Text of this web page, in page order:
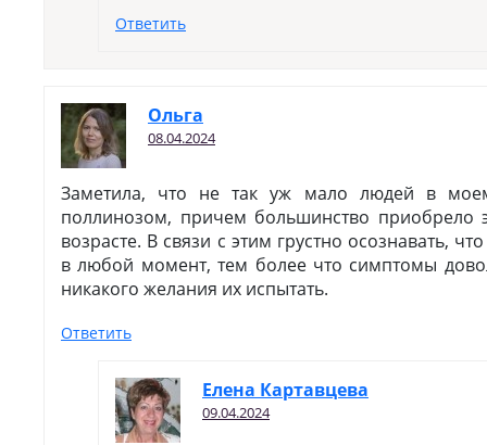
Ответить
Ольга
08.04.2024
Заметила, что не так уж мало людей в
поллинозом, причем большинство приобрело
возрасте. В связи с этим грустно осознавать,
в любой момент, тем более что симптомы
никакого желания их испытать.
Ответить
Елена Картавцева
09.04.2024